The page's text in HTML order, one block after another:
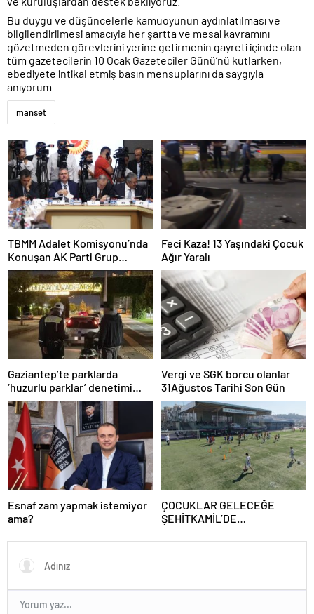
Bu duygu ve düşüncelerle kamuoyunun aydınlatılması ve
bilgilendirilmesi amacıyla her şartta ve mesai kavramını
gözetmeden görevlerini yerine getirmenin gayreti içinde olan
tüm gazetecilerin 10 Ocak Gazeteciler Günü’nü kutlarken,
ebediyete intikal etmiş basın mensuplarını da saygıyla
anıyorum
manset
TBMM Adalet Komisyonu’nda
Konuşan AK Parti Grup
Başkanvekili Abdulhamit Gül:
“Kanun Teklifi Milletimizin
Teklifidir”
Feci Kaza! 13 Yaşındaki Çocuk
Ağır Yaralı
Gaziantep’te parklarda
‘huzurlu parklar’ denetimi
yapıldı.
Vergi ve SGK borcu olanlar
31Ağustos Tarihi Son Gün
Esnaf zam yapmak istemiyor
ama?
ÇOCUKLAR GELECEĞE
ŞEHİTKAMİL’DE